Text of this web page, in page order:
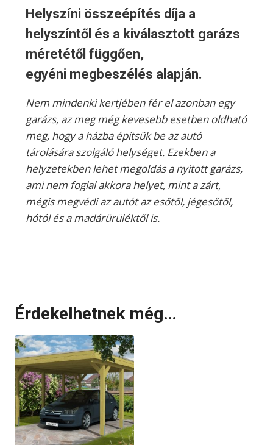
Helyszíni összeépítés díja a
helyszíntől és a kiválasztott garázs
méretétől függően,
egyéni megbeszélés alapján.
Nem mindenki kertjében fér el azonban egy
garázs, az meg még kevesebb esetben oldható
meg, hogy a házba építsük be az autó
tárolására szolgáló helységet. Ezekben a
helyzetekben lehet megoldás a nyitott garázs,
ami nem foglal akkora helyet, mint a zárt,
mégis megvédi az autót az esőtől, jégesőtől,
hótól és a madárürüléktől is.
Érdekelhetnek még…